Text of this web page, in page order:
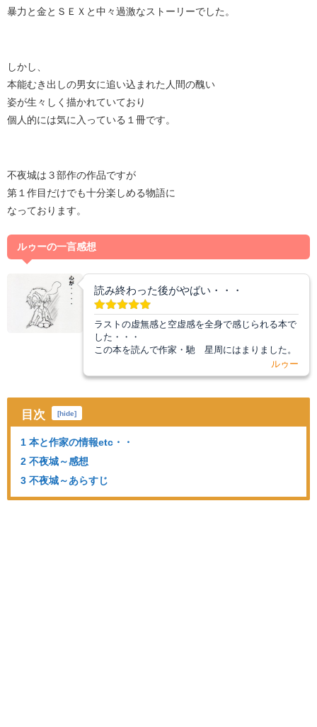
暴力と金とＳＥＸと中々過激なストーリーでした。
しかし、
本能むき出しの男女に追い込まれた人間の醜い
姿が生々しく描かれていており
個人的には気に入っている１冊です。
不夜城は３部作の作品ですが
第１作目だけでも十分楽しめる物語に
なっております。
ルゥーの一言感想
読み終わった後がやばい・・・
ラストの虚無感と空虚感を全身で感じられる本で
した・・・
この本を読んで作家・馳 星周にはまりました。
ルゥー
目次 [hide]
1 本と作家の情報etc・・
2 不夜城～感想
3 不夜城～あらすじ